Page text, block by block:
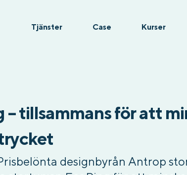
Tjänster Case Kurser
– tillsammans för att
designbyrån Antrop